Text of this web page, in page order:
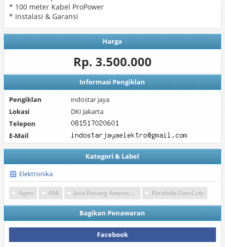
* 100 meter Kabel ProPower
* Instalasi & Garansi
Harga
Rp. 3.500.000
Informasi Pengiklan
Pengiklan
indostar jaya
Lokasi
DKI Jakarta
Telepon
E-Mail
Kategori & Label
Elektronika
Agen Ahli Jasa Pasang Antena Tv Parabola Dan Cctv
Bagikan Penawaran
Facebook